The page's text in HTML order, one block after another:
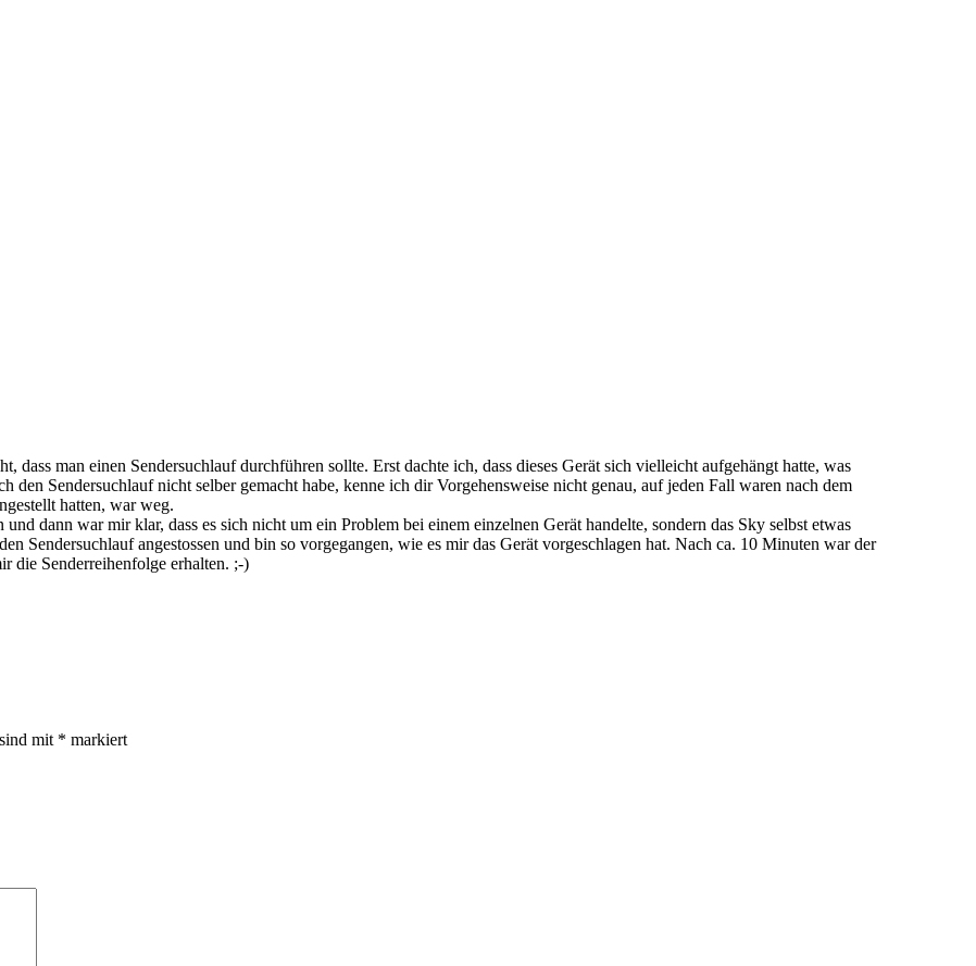
dass man einen Sendersuchlauf durchführen sollte. Erst dachte ich, dass dieses Gerät sich vielleicht aufgehängt hatte, was
Sendersuchlauf nicht selber gemacht habe, kenne ich dir Vorgehensweise nicht genau, auf jeden Fall waren nach dem
hatten, war weg.
dann war mir klar, dass es sich nicht um ein Problem bei einem einzelnen Gerät handelte, sondern das Sky selbst etwas
Sendersuchlauf angestossen und bin so vorgegangen, wie es mir das Gerät vorgeschlagen hat. Nach ca. 10 Minuten war der
die Senderreihenfolge erhalten. ;-)
mit * markiert